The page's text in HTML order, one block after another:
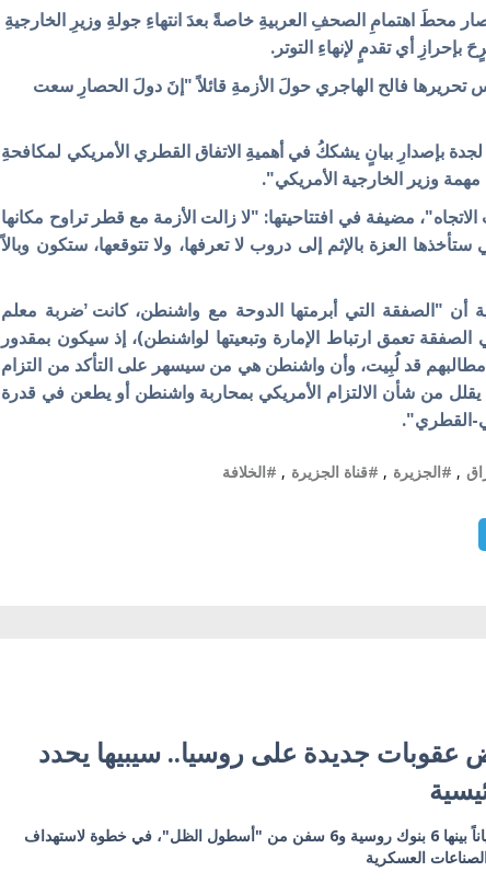
محطَ اهتمامِ الصحفِ العربيةِ خاصةً بعدَ انتهاءِ جولةِ وزيرِ الخارجيةِ
أي تقدمٍ لإنهاءِ التوتر.
فالح الهاجري حولَ الأزمةِ قائلاً "إنَ دولَ الحصارِ سعت
بإصدارِ بيانٍ يشككُ في أهميةِ الاتفاق القطري الأمريكي لمكافحةِ
وزير الخارجية الأمريكي".
مضيفة في افتتاحيتها: "لا زالت الأزمة مع قطر تراوح مكانها
العزة بالإثم إلى دروب لا تعرفها، ولا تتوقعها، ستكون وبالاً
أن "الصفقة التي أبرمتها الدوحة مع واشنطن، كانت ̕ضربة معلم̔
تعمق ارتباط الإمارة وتبعيتها لواشنطن)، إذ سيكون بمقدور
مطالبهم قد لُبِيت، وأن واشنطن هي من سيسهر على التأكد من التزام
من شأن الالتزام الأمريكي بمحاربة واشنطن أو يطعن في قدرة
القطري".
, #الجزيرة , #قناة الجزيرة , #الخلافة
عقوبات جديدة على روسيا.. سيبيها يحدد
العقوبات تشمل 19 كياناً بينها 6 بنوك روسية و6 سفن من "أسطول الظل"، في خطوة لاستهداف
العسكرية